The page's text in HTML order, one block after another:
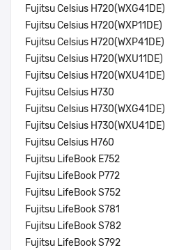
Fujitsu Celsius H720(WXG41DE)
Fujitsu Celsius H720(WXP11DE)
Fujitsu Celsius H720(WXP41DE)
Fujitsu Celsius H720(WXU11DE)
Fujitsu Celsius H720(WXU41DE)
Fujitsu Celsius H730
Fujitsu Celsius H730(WXG41DE)
Fujitsu Celsius H730(WXU41DE)
Fujitsu Celsius H760
Fujitsu LifeBook E752
Fujitsu LifeBook P772
Fujitsu LifeBook S752
Fujitsu LifeBook S781
Fujitsu LifeBook S782
Fujitsu LifeBook S792